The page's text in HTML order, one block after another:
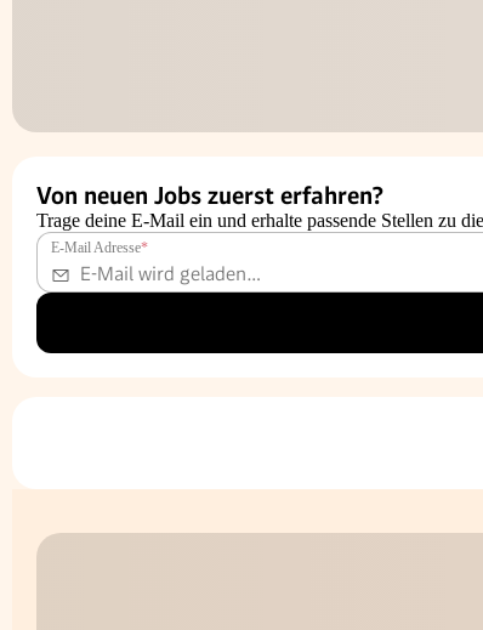
Von neuen Jobs zuerst erfahren?
Trage deine E-Mail ein und erhalte passende Stellen zu
E-Mail Adresse*